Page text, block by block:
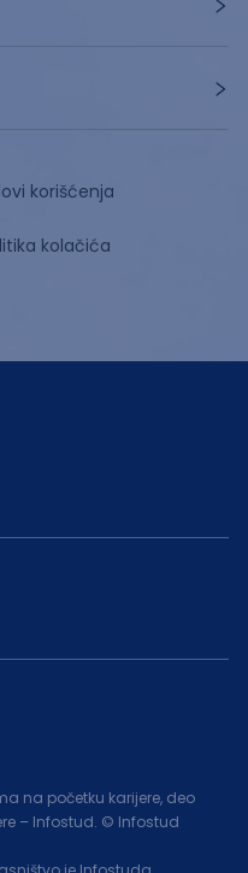
korišćenja
kolačića
na početku karijere, deo
– Infostud. © Infostud